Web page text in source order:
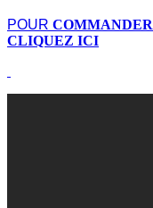
POUR COMMANDER
CLIQUEZ ICI